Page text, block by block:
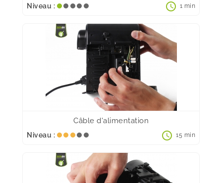
Niveau : schedule 1 min
Câble d'alimentation
Niveau : schedule 15 min